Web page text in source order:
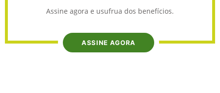
Assine agora e usufrua dos benefícios.
ASSINE AGORA